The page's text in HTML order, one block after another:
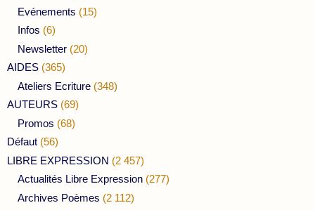
Evénements (15)
Infos (6)
Newsletter (20)
AIDES (365)
Ateliers Ecriture (348)
AUTEURS (69)
Promos (68)
Défaut (56)
LIBRE EXPRESSION (2 457)
Actualités Libre Expression (277)
Archives Poèmes (2 112)